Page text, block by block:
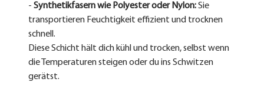
- Synthetikfasern wie Polyester oder Nylon: Sie
transportieren Feuchtigkeit effizient und trocknen
schnell.
Diese Schicht hält dich kühl und trocken, selbst wenn
die Temperaturen steigen oder du ins Schwitzen
gerätst.